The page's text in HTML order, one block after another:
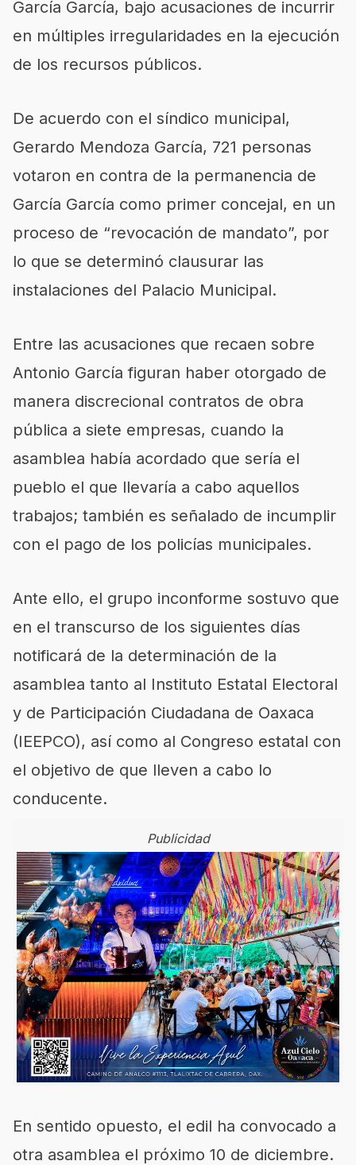
García García, bajo acusaciones de incurrir
en múltiples irregularidades en la ejecución
de los recursos públicos.
De acuerdo con el síndico municipal,
Gerardo Mendoza García, 721 personas
votaron en contra de la permanencia de
García García como primer concejal, en un
proceso de “revocación de mandato”, por
lo que se determinó clausurar las
instalaciones del Palacio Municipal.
Entre las acusaciones que recaen sobre
Antonio García figuran haber otorgado de
manera discrecional contratos de obra
pública a siete empresas, cuando la
asamblea había acordado que sería el
pueblo el que llevaría a cabo aquellos
trabajos; también es señalado de incumplir
con el pago de los policías municipales.
Ante ello, el grupo inconforme sostuvo que
en el transcurso de los siguientes días
notificará de la determinación de la
asamblea tanto al Instituto Estatal Electoral
y de Participación Ciudadana de Oaxaca
(IEEPCO), así como al Congreso estatal con
el objetivo de que lleven a cabo lo
conducente.
Publicidad
En sentido opuesto, el edil ha convocado a
otra asamblea el próximo 10 de diciembre.